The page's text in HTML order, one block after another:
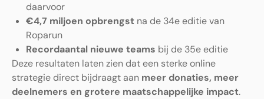
daarvoor
€4,7 miljoen opbrengst na de 34e editie van
Roparun
Recordaantal nieuwe teams bij de 35e editie
Deze resultaten laten zien dat een sterke online
strategie direct bijdraagt aan meer donaties, meer
deelnemers en grotere maatschappelijke impact.